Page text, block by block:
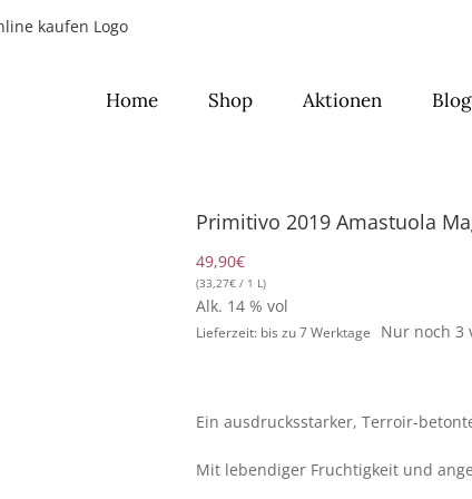
Home Shop Aktionen Blog
Primitivo 2019 Amastuola
49,90€
(33,27€ / 1 L)
Alk. 14 % vol
Lieferzeit: bis zu 7 Werktage Nur noch 3
Ein ausdrucksstarker, Terroir-
Mit lebendiger Fruchtigkeit und